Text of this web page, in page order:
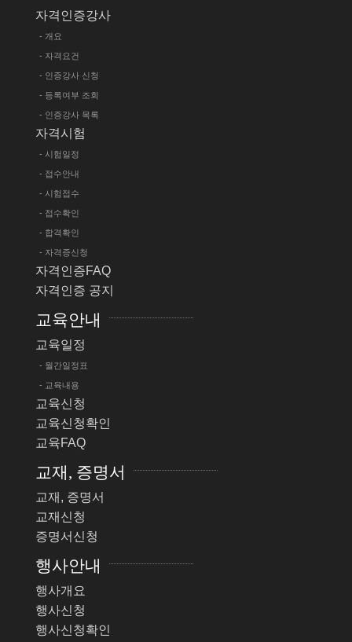
자격인증강사
- 개요
- 자격요건
- 인증강사 신청
- 등록여부 조회
- 인증강사 목록
자격시험
- 시험일정
- 접수안내
- 시험접수
- 접수확인
- 합격확인
- 자격증신청
자격인증FAQ
자격인증 공지
교육안내
교육일정
- 월간일정표
- 교육내용
교육신청
교육신청확인
교육FAQ
교재, 증명서
교재, 증명서
교재신청
증명서신청
행사안내
행사개요
행사신청
행사신청확인